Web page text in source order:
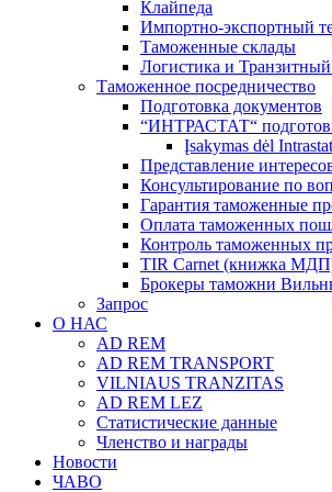
Клайпеда
Импортно-экспортный
Таможенные склады
Логистика и
Таможенное посредничество
Подготовка документов
“ИНТРАСТАТ“
Įsakymas dėl
Представление
Консультирование по
Гарантия таможенные
Оплата таможенных
Контроль таможенных
TIR Carnet (книжка
Брокеры таможни
Запрос
О НАС
AD REM
AD REM TRANSPORT
VILNIAUS TRANZITAS
AD REM LEZ
Статистические данные
Членство и награды
Новости
ЧАВО